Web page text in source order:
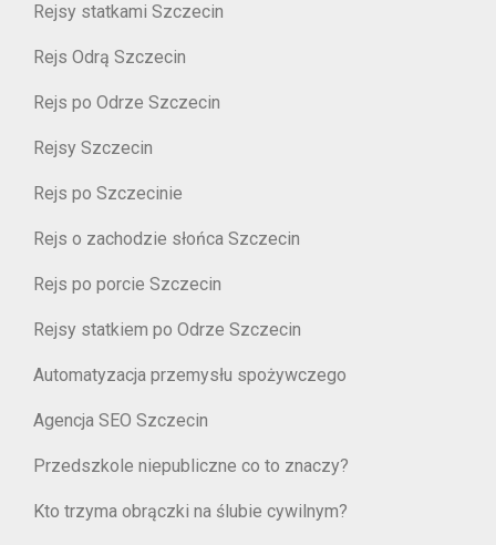
Rejsy statkami Szczecin
Rejs Odrą Szczecin
Rejs po Odrze Szczecin
Rejsy Szczecin
Rejs po Szczecinie
Rejs o zachodzie słońca Szczecin
Rejs po porcie Szczecin
Rejsy statkiem po Odrze Szczecin
Automatyzacja przemysłu spożywczego
Agencja SEO Szczecin
Przedszkole niepubliczne co to znaczy?
Kto trzyma obrączki na ślubie cywilnym?